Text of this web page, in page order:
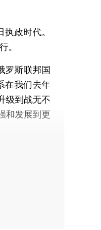
政时代。
。
斯联邦国
在我们去年
级到战无不
和发展到更